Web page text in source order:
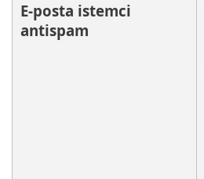
E-posta istemci
antispam